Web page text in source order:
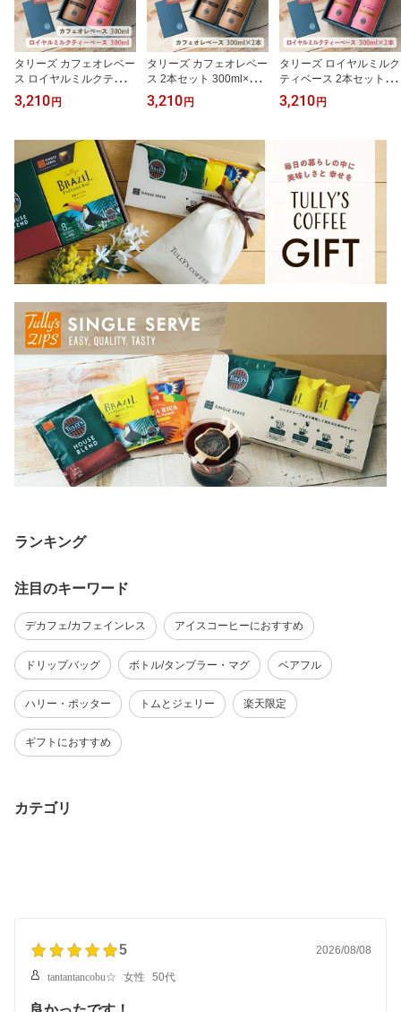
タリーズ カフェオレベー
ス ロイヤルミルクティベ
ース 2本セット 300ml×2
ギフト プチギフト プレ
生日 父の日 母の日 敬老
の日 無糖 香料不使用 希
釈 カフェオレ コーヒー
コーヒーベース 紅茶 ミ
ルクティー タリーズコー
ヒー
3,210 円
タリーズ カフェオレベー
ス 2本セット 300ml×2 ギ
フト プチギフト プレゼ
ント 贈り物 記念日 誕生
敬老の日 無糖 カフェオ
レ コーヒー 珈琲 タリー
ズコーヒー
3,210 円
タリーズ ロイヤルミルク
ティベース 2本セット 30
0ml×2 ギフト プチギフト
プレゼント 贈り物 記念
母の日 敬老の日 タリー
3,210 円
ランキング
注目のキーワード
デカフェ/カフェインレス アイスコーヒーにおすすめ
ドリップバッグ ボトル/タンブラー・マグ ベアフル
ハリー・ポッター トムとジェリー 楽天限定
ギフトにおすすめ
カテゴリ
5 2026/08/08
tantantancobu☆ 女性 50代